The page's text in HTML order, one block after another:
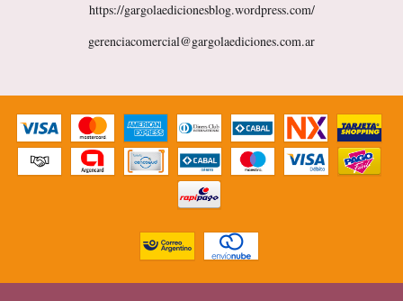
https://gargolaedicionesblog.wordpress.com/
gerenciacomercial@gargolaediciones.com.ar